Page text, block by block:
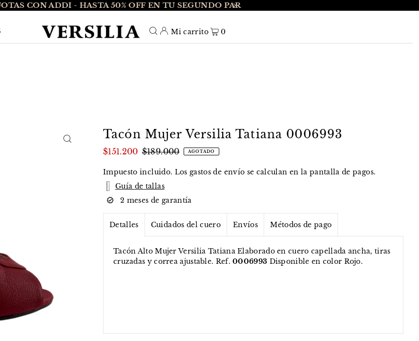
CON ADDI - HASTA 50% OFF EN TU SEGUNDO PAR
Mi carrito 0
Tacón Mujer Versilia Tatiana 0006993
$151.200 $189.000 AGOTADO
Impuesto incluido. Los gastos de envío se calculan en la pantalla de pagos.
Guía de tallas
2 meses de garantía
Detalles Cuidados del cuero Envíos Métodos de pago
Tacón Alto Mujer Versilia Tatiana Elaborado en cuero capellada ancha, tiras
cruzadas y correa ajustable. Ref.0006993 Disponible en color Rojo.